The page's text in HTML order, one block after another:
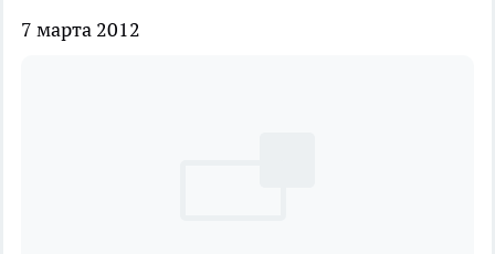
7 марта 2012